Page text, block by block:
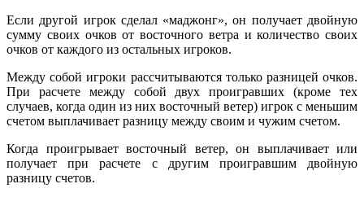
Если другой игрок сделал «маджонг», он получает двойную
сумму своих очков от восточного ветра и количество своих
очков от каждого из остальных игроков.
Между собой игроки рассчитываются только разницей очков.
При расчете между собой двух проигравших (кроме тех
случаев, когда один из них восточный ветер) игрок с меньшим
счетом выплачивает разницу между своим и чужим счетом.
Когда проигрывает восточный ветер, он выплачивает или
получает при расчете с другим проигравшим двойную
разницу счетов.